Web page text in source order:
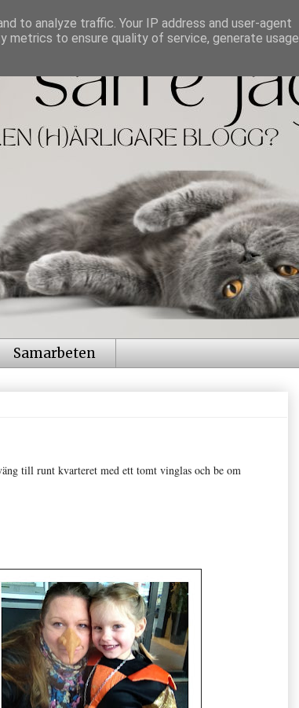
Samarbeten
till runt kvarteret med ett tomt vinglas och be om
to analyze traffic. Your IP address and user-agent
metrics to ensure quality of service, generate usage